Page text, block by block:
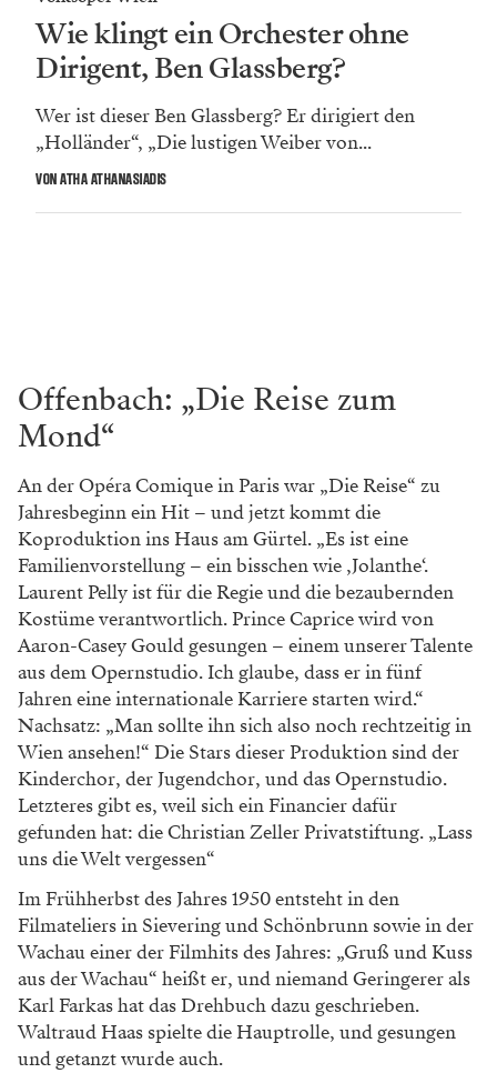
Wie klingt ein Orchester ohne
Dirigent, Ben Glassberg?
Wer ist dieser Ben Glassberg? Er dirigiert den
„Holländer“, „Die lustigen Weiber von...
VON ATHA ATHANASIADIS
Offenbach: „Die Reise zum
Mond“
An der Opéra Comique in Paris war „Die Reise“ zu
Jahresbeginn ein Hit – und jetzt kommt die
Koproduktion ins Haus am Gürtel. „Es ist eine
Familienvorstellung – ein bisschen wie ‚Jolanthe‘.
Laurent Pelly ist für die Regie und die bezaubernden
Kostüme verantwortlich. Prince Caprice wird von
Aaron-Casey Gould gesungen – einem unserer Talente
aus dem Opernstudio. Ich glaube, dass er in fünf
Jahren eine internationale Karriere starten wird.“
Nachsatz: „Man sollte ihn sich also noch rechtzeitig in
Wien ansehen!“ Die Stars dieser Produktion sind der
Kinderchor, der Jugendchor, und das Opernstudio.
Letzteres gibt es, weil sich ein Financier dafür
gefunden hat: die Christian Zeller Privatstiftung. „Lass
uns die Welt vergessen“
Im Frühherbst des Jahres 1950 entsteht in den
Filmateliers in Sievering und Schönbrunn sowie in der
Wachau einer der Filmhits des Jahres: „Gruß und Kuss
aus der Wachau“ heißt er, und niemand Geringerer als
Karl Farkas hat das Drehbuch dazu geschrieben.
Waltraud Haas spielte die Hauptrolle, und gesungen
und getanzt wurde auch.